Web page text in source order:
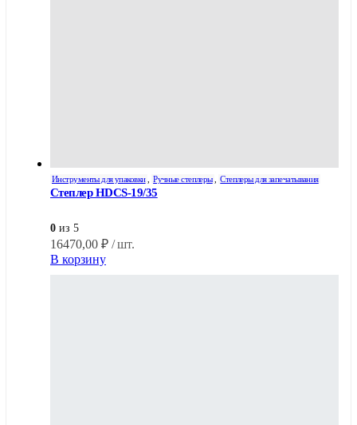
Инструменты для упаковки Ручные степлеры Степлеры для запечатывания
Степлер HDCS-19/35
0 из 5
16470,00 ₽ / шт.
В корзину